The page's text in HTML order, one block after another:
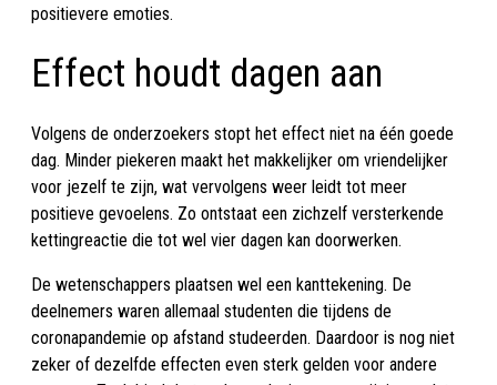
positievere emoties.
Effect houdt dagen aan
Volgens de onderzoekers stopt het effect niet na één goede
dag. Minder piekeren maakt het makkelijker om vriendelijker
voor jezelf te zijn, wat vervolgens weer leidt tot meer
positieve gevoelens. Zo ontstaat een zichzelf versterkende
kettingreactie die tot wel vier dagen kan doorwerken.
De wetenschappers plaatsen wel een kanttekening. De
deelnemers waren allemaal studenten die tijdens de
coronapandemie op afstand studeerden. Daardoor is nog niet
zeker of dezelfde effecten even sterk gelden voor andere